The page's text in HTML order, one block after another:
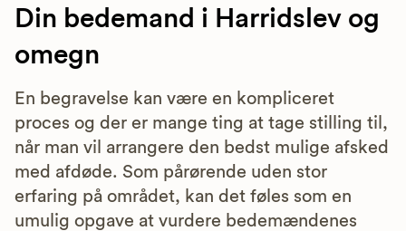
Din bedemand i Harridslev og
omegn
En begravelse kan være en kompliceret
proces og der er mange ting at tage stilling til,
når man vil arrangere den bedst mulige afsked
med afdøde. Som pårørende uden stor
erfaring på området, kan det føles som en
umulig opgave at vurdere bedemændenes